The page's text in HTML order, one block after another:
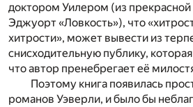
доктором Уилером (из прекрасной
Эджуорт «Ловкость»), что
хитрости», может вывести из
снисходительную публику,
что автор пренебрегает её
Поэтому книга появилась
романов Уэверли, и было бы